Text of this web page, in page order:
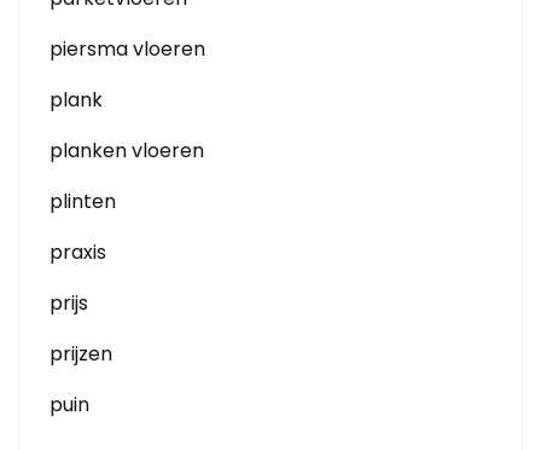
piersma vloeren
plank
planken vloeren
plinten
praxis
prijs
prijzen
puin